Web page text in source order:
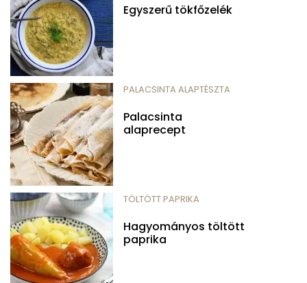
Egyszerű tökfőzelék
PALACSINTA ALAPTÉSZTA
Palacsinta
alaprecept
TÖLTÖTT PAPRIKA
Hagyományos töltött
paprika